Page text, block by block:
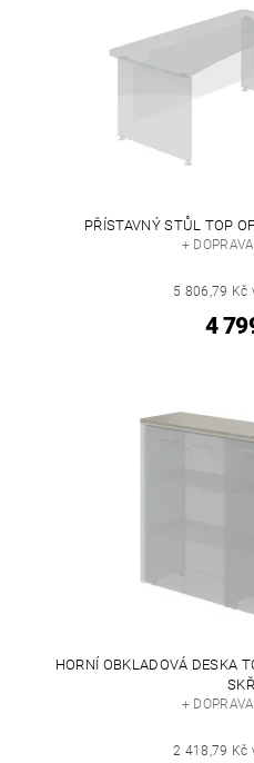
PŘÍSTAVNÝ STŮL TOP
+
5 806,79 Kč
4
HORNÍ OBKLADOVÁ DESKA
+
2 418,79 Kč